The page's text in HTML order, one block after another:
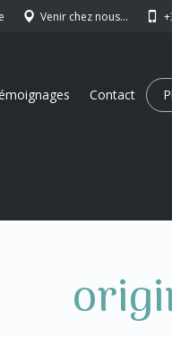
Venir chez nous…
Contact